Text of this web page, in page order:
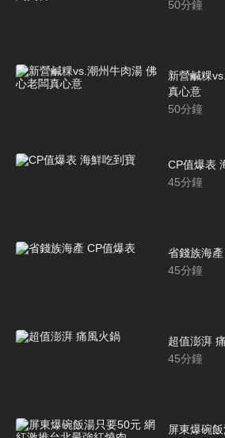
50分鐘
新營鹹粿
真心意
50分鐘
CP值爆表
45分鐘
省錢族海
45分鐘
超值澎湃
45分鐘
屏東爆碗